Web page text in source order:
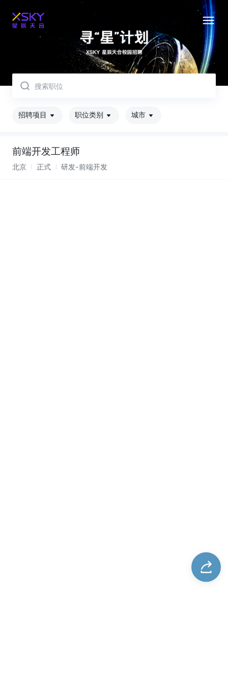
取消
招聘项目 职位类别 城市
前端开发工程师
北京 正式 研发-前端开发